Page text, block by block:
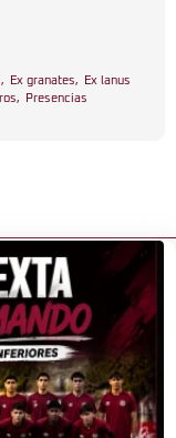
, Ex granates,
Ex lanus
, Presencias